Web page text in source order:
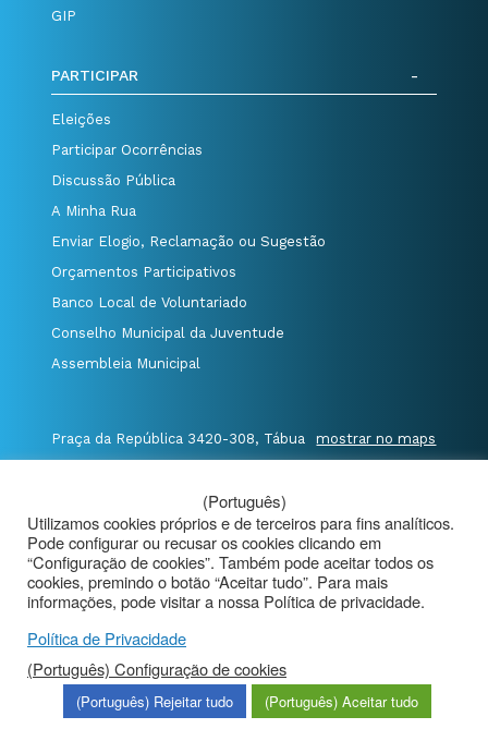
GIP
PARTICIPAR
Eleições
Participar Ocorrências
Discussão Pública
A Minha Rua
Enviar Elogio, Reclamação ou Sugestão
Orçamentos Participativos
Banco Local de Voluntariado
Conselho Municipal da Juventude
Assembleia Municipal
Praça da República 3420-308, Tábua mostrar no maps
E. geral@cm-tabua.pt
@Município de Tábua | Mapa do Portal
|
Politica de Privacidade
|
Aviso de Privacidade - Videovigilância
(Português)
Utilizamos cookies próprios e de terceiros para fins analíticos.
Pode configurar ou recusar os cookies clicando em
“Configuração de cookies”. Também pode aceitar todos os
cookies, premindo o botão “Aceitar tudo”. Para mais
informações, pode visitar a nossa Política de privacidade.
Política de Privacidade
(Português) Configuração de cookies
(Português) Rejeitar tudo (Português) Aceitar tudo